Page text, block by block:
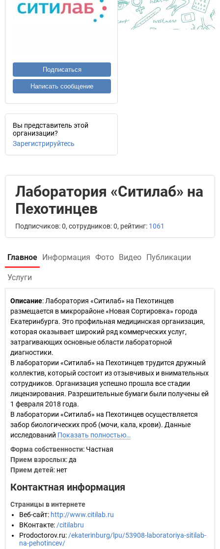
Подписаться
Написать сообщение
Вы представитель этой
организации?
Зарегистрируйтесь
Лаборатория «Ситилаб» на
Пехотинцев
Подписчиков: 0, сотрудников: 0, рейтинг: 1061
Главное Информация Фото Видео Публикации
Услуги
Описание: Лаборатория «Ситилаб» на Пехотинцев
размещается в микрорайоне «Новая Сортировка» города
Екатеринбурга. Это профильная медицинская организация,
которая оказывает широкий ряд коммерческих услуг,
затрагивающих основные области лабораторной
диагностики.
В лаборатории «Ситилаб» на Пехотинцев трудится дружный
коллектив, который состоит из отзывчивых и внимательных
сотрудников. Организация успешно прошла все стадии
лицензирования. Разрешительные бумаги были получены ей
1 февраля 2018 года.
В лаборатории «Ситилаб» на Пехотинцев осуществляется
забор биологических проб (мочи, кала, крови). Данные
исследований Показать полностью…
Форма собственности: Частная
Прием взрослых: да
Прием детей: нет
Контактная информация
Страницы в интернете
Веб-сайт: http://www.citilab.ru
ВКонтакте: /citilabru
Prodoctorov.ru: /ekaterinburg/lpu/53908-laboratoriya-sitilab-
na-pehotincev/